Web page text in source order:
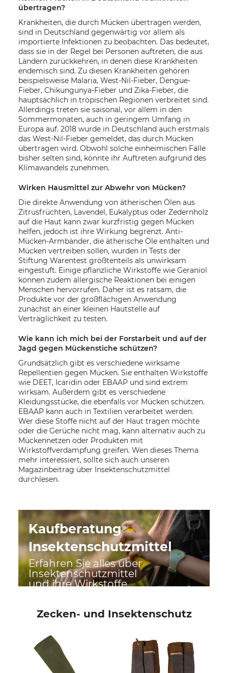
übertragen?
Krankheiten, die durch Mücken übertragen werden,
sind in Deutschland gegenwärtig vor allem als
importierte Infektionen zu beobachten. Das bedeutet,
dass sie in der Regel bei Personen auftreten, die aus
Ländern zurückkehren, in denen diese Krankheiten
endemisch sind. Zu diesen Krankheiten gehören
beispielsweise Malaria, West-Nil-Fieber, Dengue-
Fieber, Chikungunya-Fieber und Zika-Fieber, die
hauptsächlich in tropischen Regionen verbreitet sind.
Allerdings treten sie saisonal, vor allem in den
Sommermonaten, auch in geringem Umfang in
Europa auf. 2018 wurde in Deutschland auch erstmals
das West-Nil-Fieber gemeldet, das durch Mücken
übertragen wird. Obwohl solche einheimischen Fälle
bisher selten sind, könnte ihr Auftreten aufgrund des
Klimawandels zunehmen.
Wirken Hausmittel zur Abwehr von Mücken?
Die direkte Anwendung von ätherischen Ölen aus
Zitrusfrüchten, Lavendel, Eukalyptus oder Zedernholz
auf die Haut kann zwar kurzfristig gegen Mücken
helfen, jedoch ist ihre Wirkung begrenzt. Anti-
Mücken-Armbänder, die ätherische Öle enthalten und
Mücken vertreiben sollen, wurden in Tests der
Stiftung Warentest größtenteils als unwirksam
eingestuft. Einige pflanzliche Wirkstoffe wie Geraniol
können zudem allergische Reaktionen bei einigen
Menschen hervorrufen. Daher ist es ratsam, die
Produkte vor der großflächigen Anwendung
zunächst an einer kleinen Hautstelle auf
Verträglichkeit zu testen.
Wie kann ich mich bei der Forstarbeit und auf der
Jagd gegen Mückenstiche schützen?
Grundsätzlich gibt es verschiedene wirksame
Repellentien gegen Mücken. Sie enthalten Wirkstoffe
wie DEET, Icaridin oder EBAAP und sind extrem
wirksam. Außerdem gibt es verschiedene
Kleidungsstücke, die ebenfalls vor Mücken schützen.
EBAAP kann auch in Textilien verarbeitet werden.
Wer diese Stoffe nicht auf der Haut tragen möchte
oder die Gerüche nicht mag, kann alternativ auch zu
Mückennetzen oder Produkten mit
Wirkstoffverdampfung greifen. Wen dieses Thema
mehr interessiert, sollte sich auch unseren
Magazinbeitrag über Insektenschutzmittel
durchlesen.
Kaufberatung
Insektenschutzmittel
Erfahren Sie alles über
Insektenschutzmittel
und ihre Wirkstoffe
Zecken- und Insektenschutz